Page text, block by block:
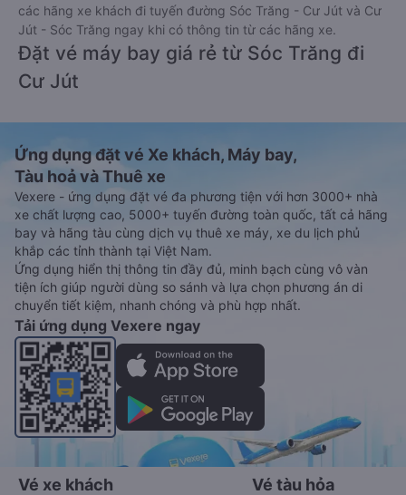
các hãng xe khách đi tuyến đường Sóc Trăng - Cư Jút và Cư
Jút - Sóc Trăng ngay khi có thông tin từ các hãng xe.
Đặt vé máy bay giá rẻ từ Sóc Trăng đi
Cư Jút
Ứng dụng đặt vé Xe khách, Máy bay,
Tàu hoả và Thuê xe
Vexere - ứng dụng đặt vé đa phương tiện với hơn 3000+ nhà
xe chất lượng cao, 5000+ tuyến đường toàn quốc, tất cả hãng
bay và hãng tàu cùng dịch vụ thuê xe máy, xe du lịch phủ
khắp các tỉnh thành tại Việt Nam.
Ứng dụng hiển thị thông tin đầy đủ, minh bạch cùng vô vàn
tiện ích giúp người dùng so sánh và lựa chọn phương án di
chuyển tiết kiệm, nhanh chóng và phù hợp nhất.
Tải ứng dụng Vexere ngay
Vé xe khách Vé tàu hỏa